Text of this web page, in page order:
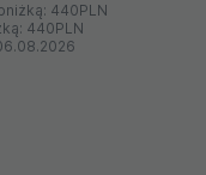
440PLN
440PLN